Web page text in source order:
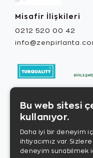
Misafir İlişkileri
0212 520 00 42
Bu web sitesi
kullanıyor.
Daha iyi bir deneyim
ihtiyacımız var.
deneyim sunabilmek